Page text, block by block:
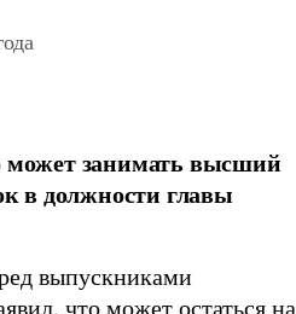
может занимать высший
в должности главы
выпускниками
что может остаться на